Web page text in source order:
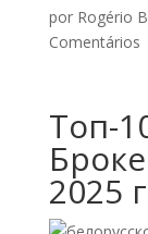
por Rogério
Comentários
Топ-
2025